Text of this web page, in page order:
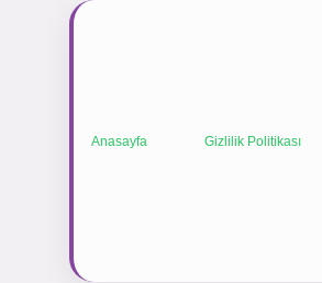
Anasayfa Gizlilik Politikası